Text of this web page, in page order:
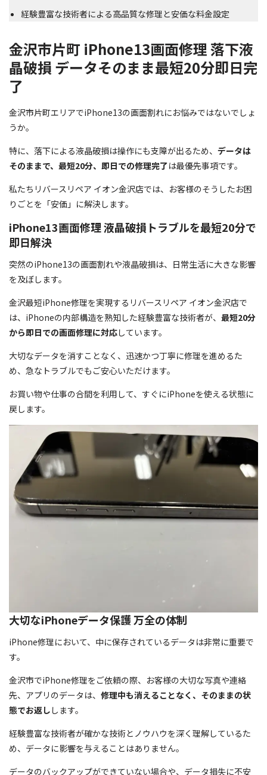
経験豊富な技術者による高品質な修理と安価な料金設定
金沢市片町 iPhone13画面修理 落下液
晶破損 データそのまま最短20分即日完
了
金沢市片町エリアでiPhone13の画面割れにお悩みではないでしょ
うか。
特に、落下による液晶破損は操作にも支障が出るため、 データは
そのままで、最短20分、即日での修理完了は最優先事項です。
私たちリバースリペア イオン金沢店では、お客様のそうしたお困
りごとを「安価」に解決します。
iPhone13画面修理 液晶破損トラブルを最短20分で
即日解決
突然のiPhone13の画面割れや液晶破損は、日常生活に大きな影響
を及ぼします。
金沢最短iPhone修理を実現するリバースリペア イオン金沢店で
は、iPhoneの内部構造を熟知した経験豊富な技術者が、 最短20分
から即日での画面修理に対応しています。
大切なデータを消すことなく、迅速かつ丁寧に修理を進めるた
め、急なトラブルでもご安心いただけます。
お買い物や仕事の合間を利用して、すぐにiPhoneを使える状態に
戻します。
大切なiPhoneデータ保護 万全の体制
iPhone修理において、中に保存されているデータは非常に重要で
す。
金沢市でiPhone修理をご依頼の際、お客様の大切な写真や連絡
先、アプリのデータは、 修理中も消えることなく、そのままの状
態でお返し します。
経験豊富な技術者が確かな技術とノウハウを深く理解しているた
め、データに影響を与えることはありません。
データのバックアップができていない場合や、データ損失に不安